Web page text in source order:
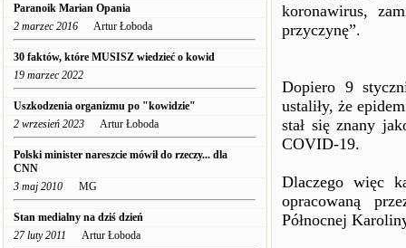
Paranoik Marian Opania
2 marzec 2016 Artur Łoboda
30 faktów, które MUSISZ wiedzieć o kowid
19 marzec 2022
Uszkodzenia organizmu po "kowidzie"
2 wrzesień 2023 Artur Łoboda
Polski minister nareszcie mówił do rzeczy... dla
CNN
3 maj 2010 MG
Stan medialny na dziś dzień
27 luty 2011 Artur Łoboda
koronawirus,
przyczynę”.
Dopiero 9
ustaliły, że
stał się znany
COVID-19.
Dlaczego więc
opracowaną
Północnej